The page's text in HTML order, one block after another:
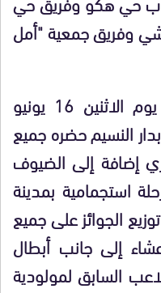
وفريق جمعية "أمل
وقد نظمت الجمعية مساء يوم الاثنين 16 يونيو
النسيم حضره جميع
إضافة إلى الضيوف
استجمامية بمدينة
الجوائز على جميع
إلى جانب أبطال
السابق لمولودية